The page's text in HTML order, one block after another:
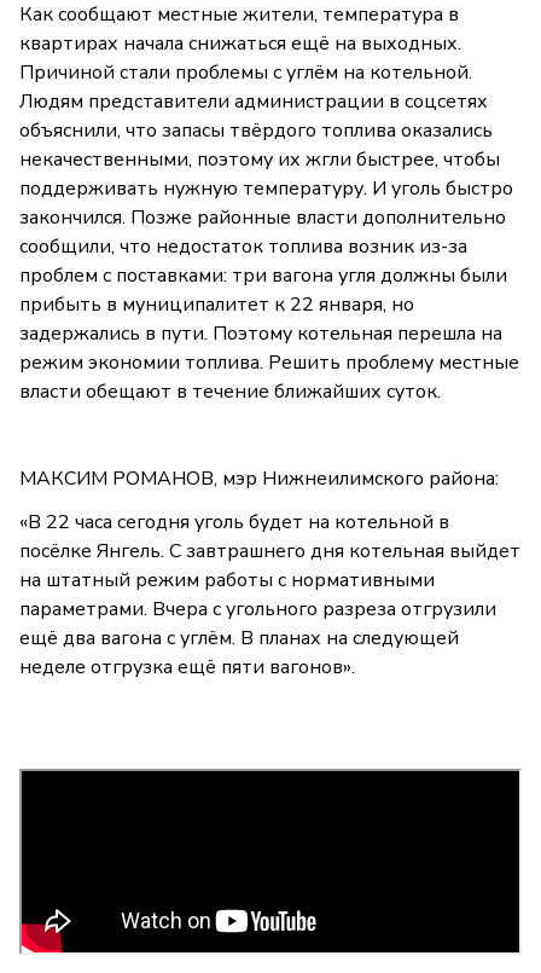
Как сообщают местные жители, температура в
квартирах начала снижаться ещё на выходных.
Причиной стали проблемы с углём на котельной.
Людям представители администрации в соцсетях
объяснили, что запасы твёрдого топлива оказались
некачественными, поэтому их жгли быстрее, чтобы
поддерживать нужную температуру. И уголь быстро
закончился. Позже районные власти дополнительно
сообщили, что недостаток топлива возник из-за
проблем с поставками: три вагона угля должны были
прибыть в муниципалитет к 22 января, но
задержались в пути. Поэтому котельная перешла на
режим экономии топлива. Решить проблему местные
власти обещают в течение ближайших суток.
МАКСИМ РОМАНОВ, мэр Нижнеилимского района:
«В 22 часа сегодня уголь будет на котельной в
посёлке Янгель. С завтрашнего дня котельная выйдет
на штатный режим работы с нормативными
параметрами. Вчера с угольного разреза отгрузили
ещё два вагона с углём. В планах на следующей
неделе отгрузка ещё пяти вагонов».